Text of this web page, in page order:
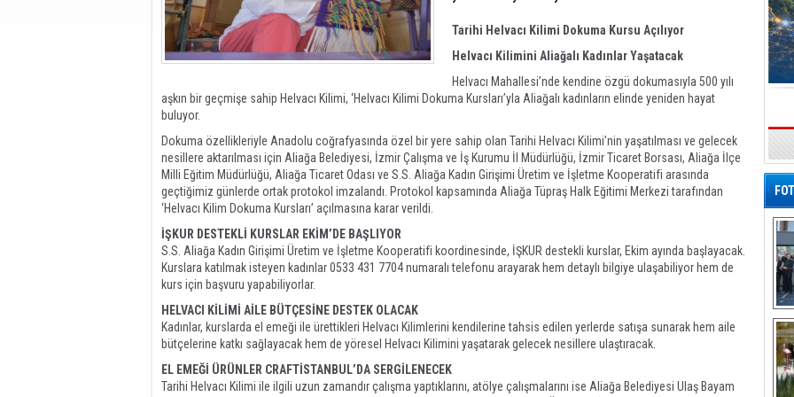
Tarihi Helvacı Kilimi Dokuma Kursu Açılıyor
Helvacı Kilimini Aliağalı Kadınlar Yaşatacak
Helvacı Mahallesi’nde kendine özgü dokumasıyla 500 yılı
aşkın bir geçmişe sahip Helvacı Kilimi, ‘Helvacı Kilimi Dokuma Kursları’yla Aliağalı kadınların elinde yeniden hayat
buluyor.
Dokuma özellikleriyle Anadolu coğrafyasında özel bir yere sahip olan Tarihi Helvacı Kilimi’nin yaşatılması ve gelecek
nesillere aktarılması için Aliağa Belediyesi, İzmir Çalışma ve İş Kurumu İl Müdürlüğü, İzmir Ticaret Borsası, Aliağa İlçe
Milli Eğitim Müdürlüğü, Aliağa Ticaret Odası ve S.S. Aliağa Kadın Girişimi Üretim ve İşletme Kooperatifi arasında
geçtiğimiz günlerde ortak protokol imzalandı. Protokol kapsamında Aliağa Tüpraş Halk Eğitimi Merkezi tarafından
‘Helvacı Kilim Dokuma Kursları’ açılmasına karar verildi.
İŞKUR DESTEKLİ KURSLAR EKİM’DE BAŞLIYOR
S.S. Aliağa Kadın Girişimi Üretim ve İşletme Kooperatifi koordinesinde, İŞKUR destekli kurslar, Ekim ayında başlayacak.
Kurslara katılmak isteyen kadınlar 0533 431 7704 numaralı telefonu arayarak hem detaylı bilgiye ulaşabiliyor hem de
kurs için başvuru yapabiliyorlar.
HELVACI KİLİMİ AİLE BÜTÇESİNE DESTEK OLACAK
Kadınlar, kurslarda el emeği ile ürettikleri Helvacı Kilimlerini kendilerine tahsis edilen yerlerde satışa sunarak hem aile
bütçelerine katkı sağlayacak hem de yöresel Helvacı Kilimini yaşatarak gelecek nesillere ulaştıracak.
EL EMEĞİ ÜRÜNLER CRAFTİSTANBUL’DA SERGİLENECEK
Tarihi Helvacı Kilimi ile ilgili uzun zamandır çalışma yaptıklarını, atölye çalışmalarını ise Aliağa Belediyesi Ulaş Bayam